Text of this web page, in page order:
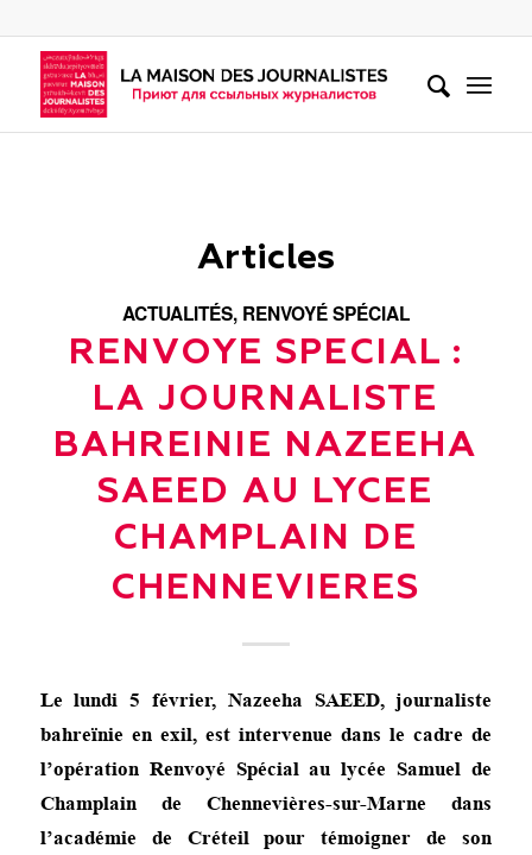
Articles
ACTUALITÉS, RENVOYÉ SPÉCIAL
RENVOYE SPECIAL :
LA JOURNALISTE
BAHREINIE NAZEEHA
SAEED AU LYCEE
CHAMPLAIN DE
CHENNEVIERES
Le lundi 5 février, Nazeeha SAEED, journaliste
bahreïnie en exil, est intervenue dans le cadre de
l’opération Renvoyé Spécial au lycée Samuel de
Champlain de Chennevières-sur-Marne dans
l’académie de Créteil pour témoigner de son